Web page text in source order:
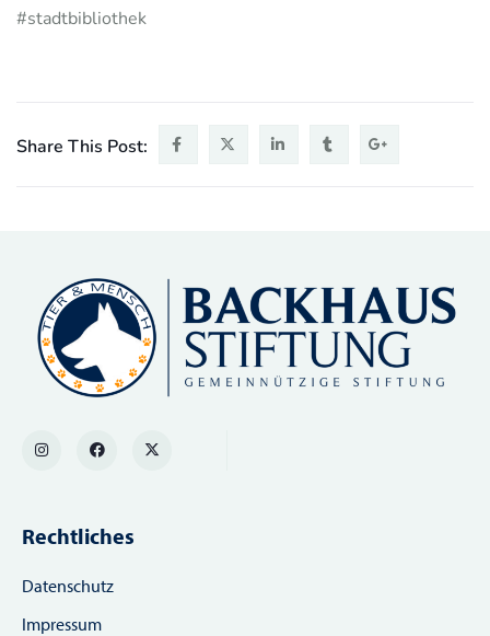
#stadtbibliothek
Share This Post:
Rechtliches
Datenschutz
Impressum